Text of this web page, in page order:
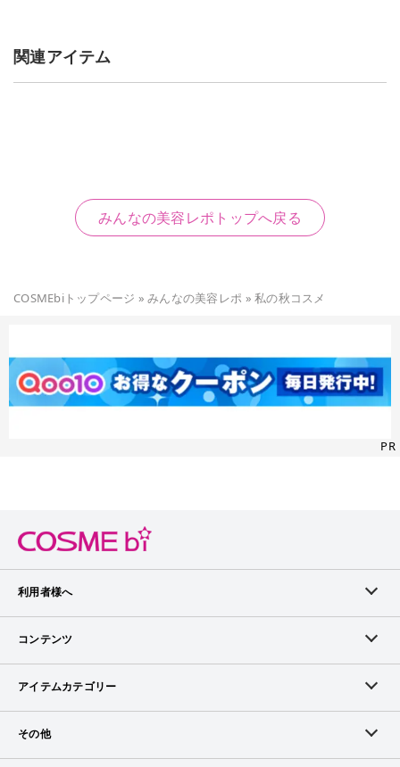
関連アイテム
みんなの美容レポトップへ戻る
COSMEbiトップページ »みんなの美容レポ »私の秋コスメ
PR
利用者様へ
メンバーログイン
メンバー会員について
アイテム掲載リクエスト
コンテンツ
ランキング
ブランドから探す
アイテムカテゴリー
スキンケア
その他